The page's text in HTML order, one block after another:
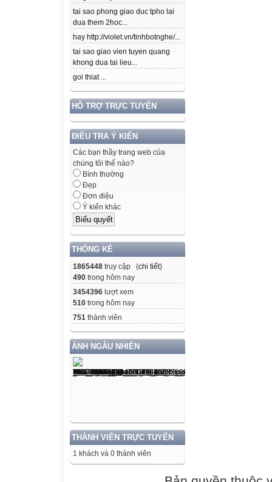
tai sao phong giao duc tpho lai
dua them 2hoc...
hay http://violet.vn/tinhbotnghe/...
tai sao giao vien tuyen quang
khong dua tai lieu...
goi thiat ...
HỖ TRỢ TRỰC TUYẾN
ĐIỀU TRA Ý KIẾN
Các bạn thầy trang web của
chúng tôi thế nào?
Bình thường
Đẹp
Đơn điệu
Ý kiến khác
THỐNG KÊ
1865448 truy cập (chi tiết)
490 trong hôm nay
3454396 lượt xem
510 trong hôm nay
751 thành viên
ẢNH NGẪU NHIÊN
THÀNH VIÊN TRỰC TUYẾN
1 khách và 0 thành viên